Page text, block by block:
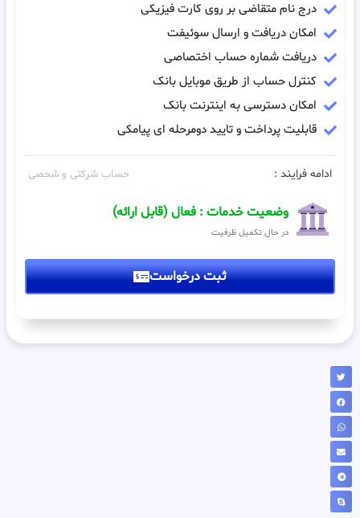
درج نام متقاضی بر روی کارت فیزیکی
امکان دریافت و ارسال سوئیفت
دریافت شماره حساب اختصاصی
کنترل حساب از طریق موبایل بانک
امکان دسترسی به اینترنت بانک
قابلیت پرداخت و تایید دومرحله ای پیامکی
ادامه فرایند : حساب شرکتی و شحصی
وضعیت خدمات : فعال (قابل ارائه)
در حال تکمیل ظرفیت
ثبت درخواست